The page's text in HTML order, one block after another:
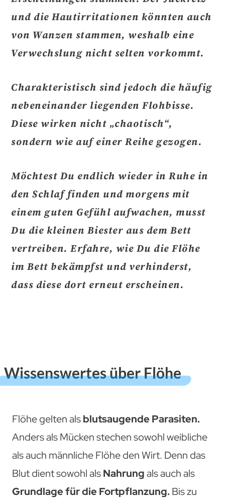
und dieHautirritationen könnten auch
von Wanzen stammen, weshalb eine
Verwechslung nicht selten vorkommt.
Charakteristisch sind jedoch die häufig
nebeneinander liegenden Flohbisse.
Diese wirken nicht „chaotisch“,
sondern wie auf einer Reihe gezogen.
Möchtest Du endlich wieder in Ruhe in
den Schlaf finden und morgens mit
einem guten Gefühl aufwachen, musst
Du die kleinen Biester aus dem Bett
vertreiben. Erfahre, wie Du dieFlöhe
im Bett bekämpfst und verhinderst,
dass diese dort erneut erscheinen.
Wissenswertes über Flöhe
Flöhe gelten alsblutsaugende Parasiten.
Anders als Mücken stechen sowohl weibliche
als auch männliche Flöhe den Wirt. Denn das
Blut dient sowohl alsNahrungals auch als
Grundlage für die Fortpflanzung. Bis zu